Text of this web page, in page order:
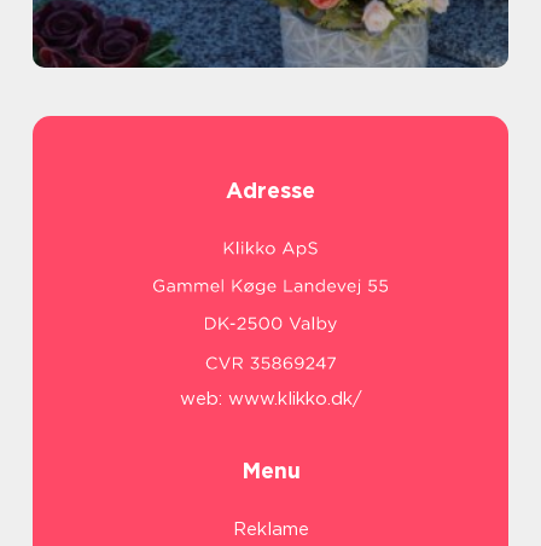
Adresse
web: www.klikko.dk/
Menu
Reklame